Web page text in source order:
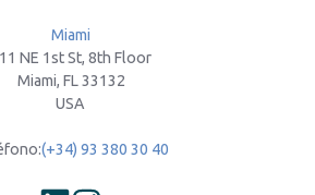
Miami
NE 1st St, 8th Floor
Miami, FL 33132
USA
(+34) 93 380 30 40